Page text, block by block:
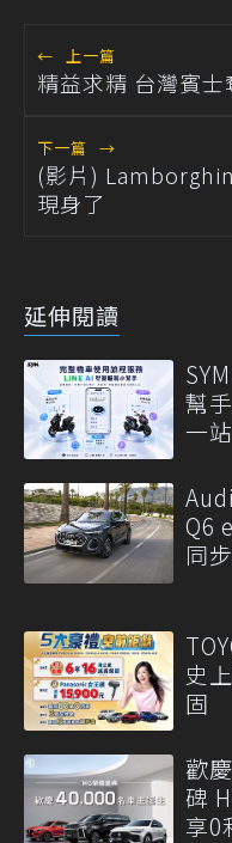
← 上一篇
精益求精 台灣賓
下一篇 →
(影片)
現身了
延伸閱讀
幫
一
Q6
同
史
固
歡
碑
享0